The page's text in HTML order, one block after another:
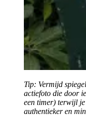
Tip: Vermijd
actiefoto die door
een timer) terwijl
authentieker en